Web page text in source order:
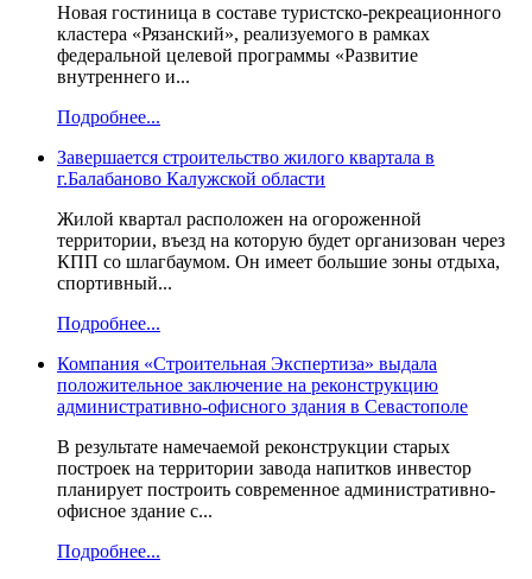
Новая гостиница в составе туристско-рекреационного
кластера «Рязанский», реализуемого в рамках
федеральной целевой программы «Развитие
внутреннего и...
Подробнее...
Завершается строительство жилого квартала в
г.Балабаново Калужской области
Жилой квартал расположен на огороженной
территории, въезд на которую будет организован через
КПП со шлагбаумом. Он имеет большие зоны отдыха,
спортивный...
Подробнее...
Компания «Строительная Экспертиза» выдала
положительное заключение на реконструкцию
административно-офисного здания в Севастополе
В результате намечаемой реконструкции старых
построек на территории завода напитков инвестор
планирует построить современное административно-
офисное здание с...
Подробнее...